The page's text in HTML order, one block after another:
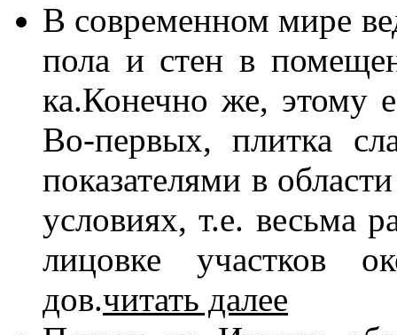
В со­вре­мен­ном ми­ре
по­ла и стен в
ка.Ко­неч­но же, это­му
Во-пер­вых, плит­ка
по­ка­за­те­ля­ми в
усло­ви­ях, т.е. весь­ма
ли­цов­ке участ­ков
дов.читать далее